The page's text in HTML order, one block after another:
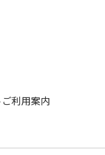
利用案内